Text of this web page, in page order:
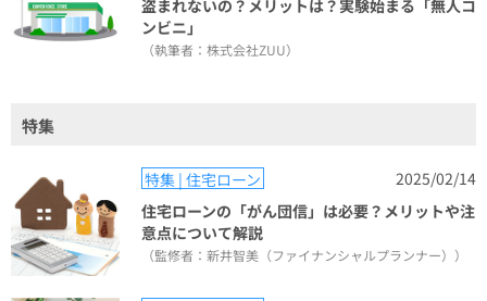
盗まれないの？メリットは？実験始まる「無人コ
ンビニ」
（執筆者：株式会社ZUU）
特集
特集 | 住宅ローン
2025/02/14
住宅ローンの「がん団信」は必要？メリットや注
意点について解説
（監修者：新井智美（ファイナンシャルプランナー））